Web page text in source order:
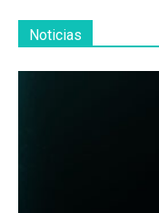
Noticias